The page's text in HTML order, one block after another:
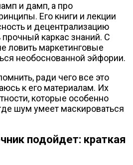
и дамп, а про
Его книги и лекции
и децентрализацию
каркас знаний. С
ловить маркетинговые
необоснованной эйфории.
ради чего все это
к его материалам. Их
которые особенно
шум умеет маскироваться
подойдет: краткая